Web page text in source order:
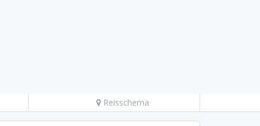
Reisschema